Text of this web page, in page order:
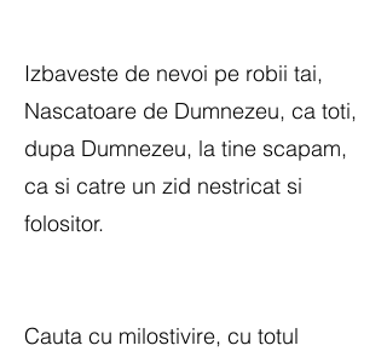
Izbaveste de nevoi pe robii tai,
Nascatoare de Dumnezeu, ca toti,
dupa Dumnezeu, la tine scapam,
ca si catre un zid nestricat si
folositor.
Cauta cu milostivire, cu totul